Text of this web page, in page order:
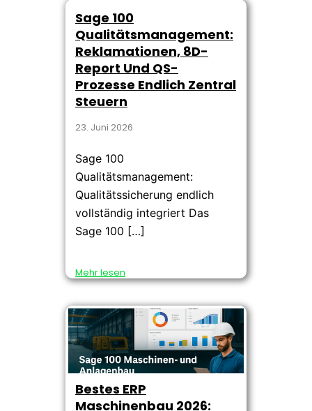
Sage 100
Qualitätsmanagement:
Reklamationen, 8D-
Report Und QS-
Prozesse Endlich Zentral
Steuern
23. Juni 2026
Sage 100
Qualitätsmanagement:
Qualitätssicherung endlich
vollständig integriert Das
Sage 100 […]
Mehr lesen
Bestes ERP
Maschinenbau 2026: